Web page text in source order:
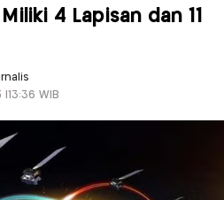
4 Lapisan dan 11
WIB